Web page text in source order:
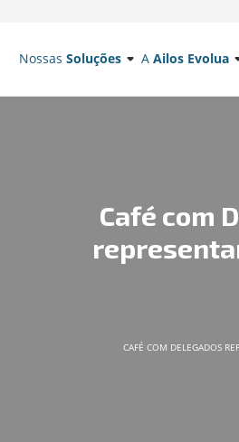
Nossas Soluções A Ailos Evolua
Café com
CAFÉ COM DELEGADOS